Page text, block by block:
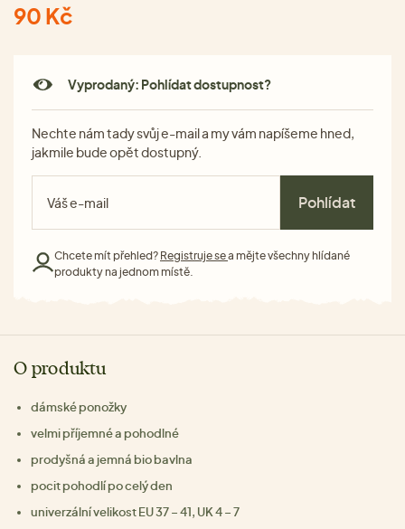
90 Kč
Vyprodaný: Pohlídat dostupnost?
Nechte nám tady svůj e-mail a my vám napíšeme hned,
jakmile bude opět dostupný.
Pohlídat
Chcete mít přehled? Registruje sea mějte všechny hlídané
produkty na jednom místě.
O produktu
dámské ponožky
velmi příjemné a pohodlné
prodyšná a jemná bio bavlna
pocit pohodlí po celý den
univerzální velikost EU 37 – 41, UK 4 – 7